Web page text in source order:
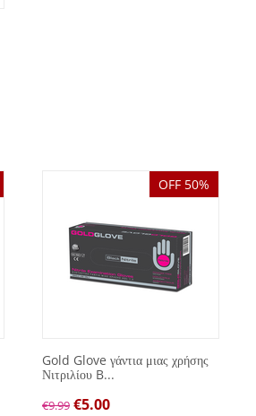
OFF 50%
Gold Glove γάντια μιας χρήσης
Νιτριλίου B...
€9.99 €5.00